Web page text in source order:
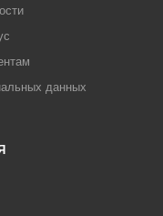
данных